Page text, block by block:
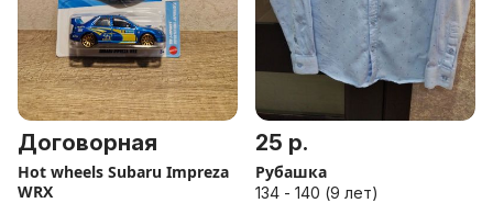
Договорная
Hot wheels Subaru Impreza
WRX
25 р.
Рубашка
134 - 140 (9 лет)